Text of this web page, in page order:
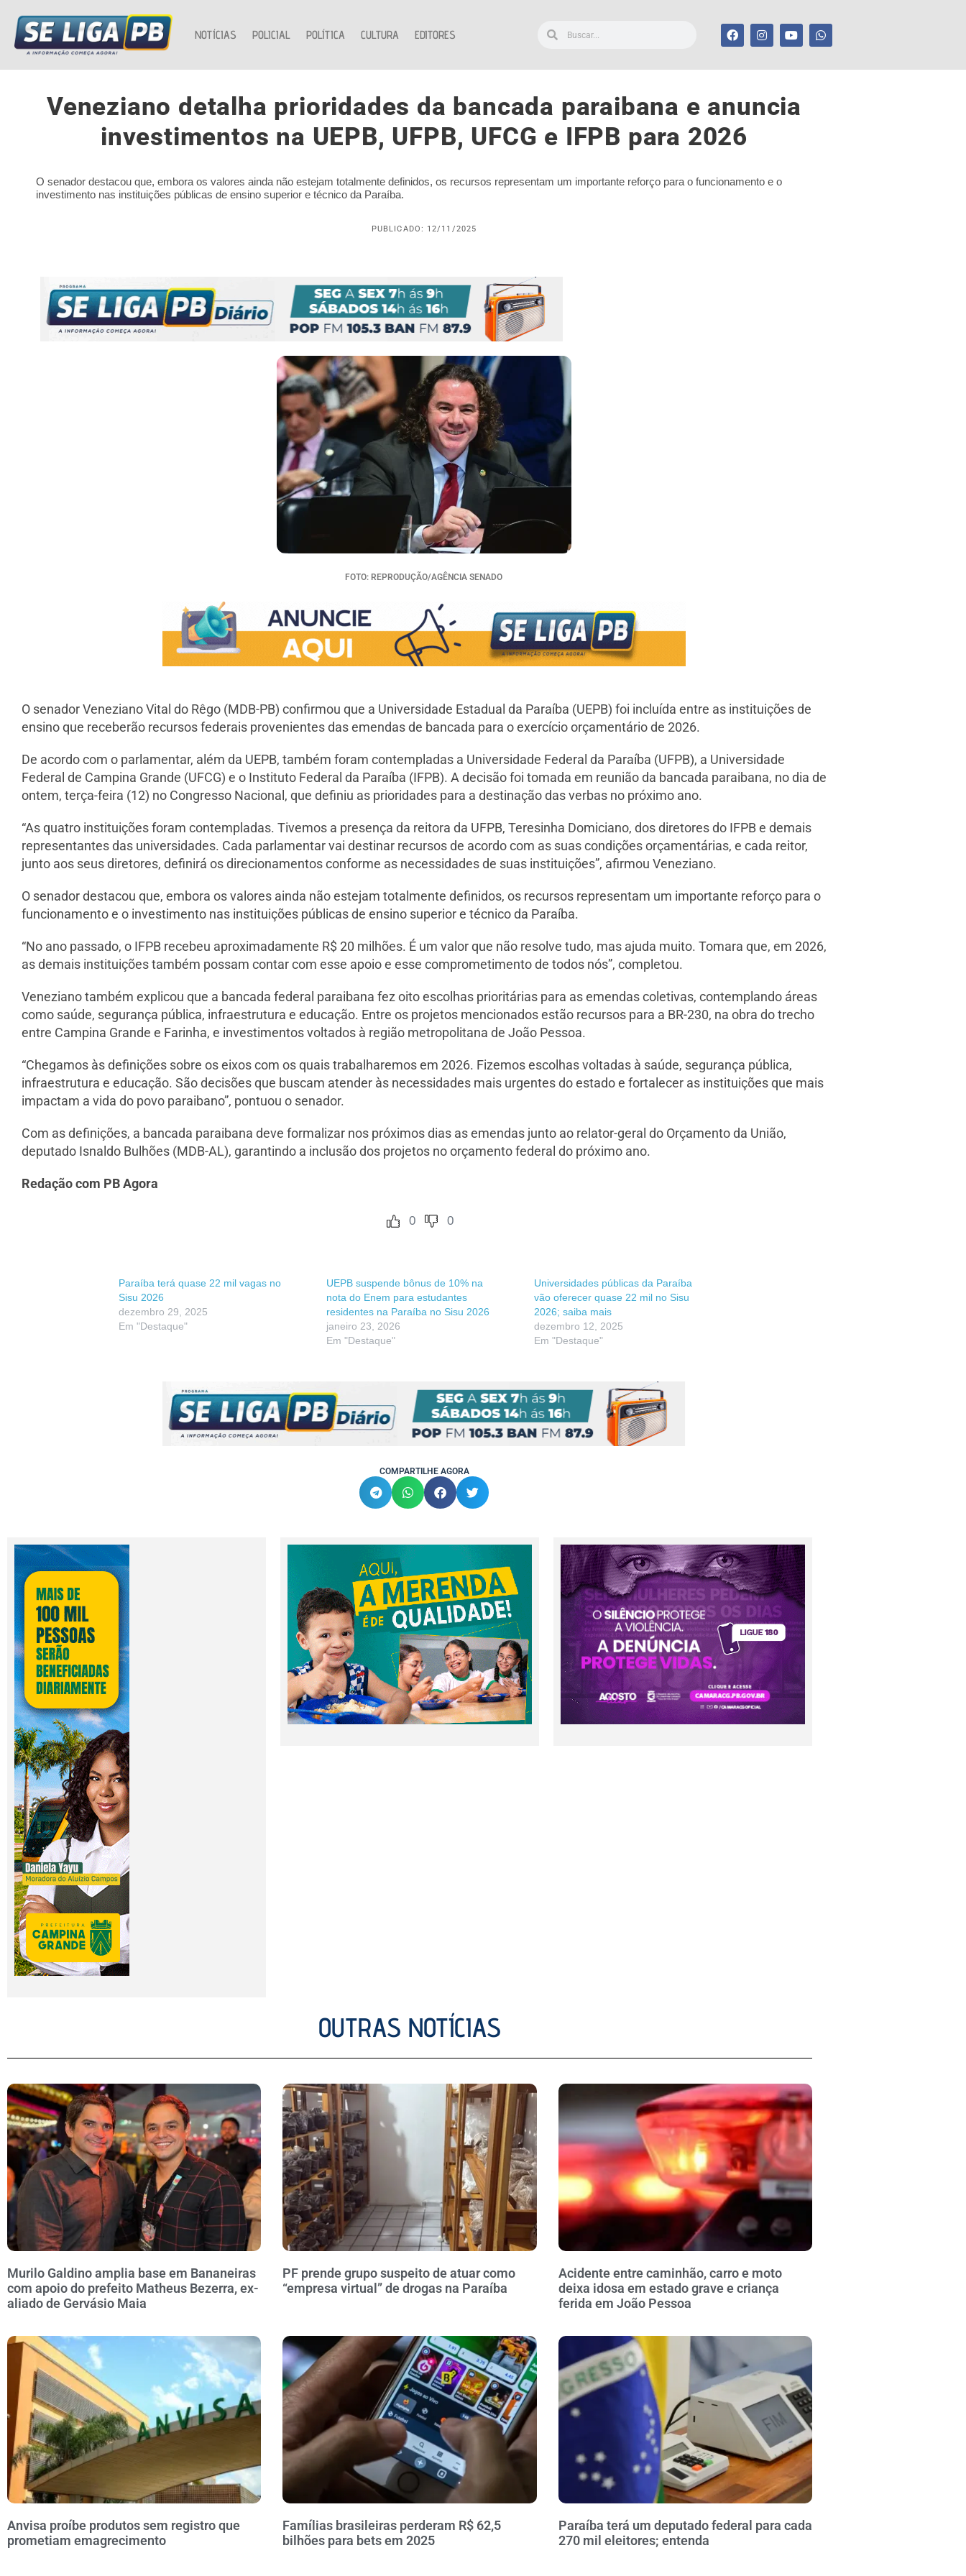
NOTÍCIAS POLICIAL POLÍTICA CULTURA EDITORES
Veneziano detalha prioridades da bancada paraibana e anuncia
investimentos na UEPB, UFPB, UFCG e IFPB para 2026
O senador destacou que, embora os valores ainda não estejam totalmente definidos, os recursos representam um importante reforço para o funcionamento e o
investimento nas instituições públicas de ensino superior e técnico da Paraíba.
PUBLICADO: 12/11/2025
FOTO: REPRODUÇÃO/AGÊNCIA SENADO
O senador Veneziano Vital do Rêgo (MDB-PB) confirmou que a Universidade Estadual da Paraíba (UEPB) foi incluída entre as instituições de
ensino que receberão recursos federais provenientes das emendas de bancada para o exercício orçamentário de 2026.
De acordo com o parlamentar, além da UEPB, também foram contempladas a Universidade Federal da Paraíba (UFPB), a Universidade
Federal de Campina Grande (UFCG) e o Instituto Federal da Paraíba (IFPB). A decisão foi tomada em reunião da bancada paraibana, no dia de
ontem, terça-feira (12) no Congresso Nacional, que definiu as prioridades para a destinação das verbas no próximo ano.
“As quatro instituições foram contempladas. Tivemos a presença da reitora da UFPB, Teresinha Domiciano, dos diretores do IFPB e demais
representantes das universidades. Cada parlamentar vai destinar recursos de acordo com as suas condições orçamentárias, e cada reitor,
junto aos seus diretores, definirá os direcionamentos conforme as necessidades de suas instituições”, afirmou Veneziano.
O senador destacou que, embora os valores ainda não estejam totalmente definidos, os recursos representam um importante reforço para o
funcionamento e o investimento nas instituições públicas de ensino superior e técnico da Paraíba.
“No ano passado, o IFPB recebeu aproximadamente R$ 20 milhões. É um valor que não resolve tudo, mas ajuda muito. Tomara que, em 2026,
as demais instituições também possam contar com esse apoio e esse comprometimento de todos nós”, completou.
Veneziano também explicou que a bancada federal paraibana fez oito escolhas prioritárias para as emendas coletivas, contemplando áreas
como saúde, segurança pública, infraestrutura e educação. Entre os projetos mencionados estão recursos para a BR-230, na obra do trecho
entre Campina Grande e Farinha, e investimentos voltados à região metropolitana de João Pessoa.
“Chegamos às definições sobre os eixos com os quais trabalharemos em 2026. Fizemos escolhas voltadas à saúde, segurança pública,
infraestrutura e educação. São decisões que buscam atender às necessidades mais urgentes do estado e fortalecer as instituições que mais
impactam a vida do povo paraibano”, pontuou o senador.
Com as definições, a bancada paraibana deve formalizar nos próximos dias as emendas junto ao relator-geral do Orçamento da União,
deputado Isnaldo Bulhões (MDB-AL), garantindo a inclusão dos projetos no orçamento federal do próximo ano.
Redação com PB Agora
0 0
Paraíba terá quase 22 mil vagas no
Sisu 2026
dezembro 29, 2025
Em "Destaque"
UEPB suspende bônus de 10% na
nota do Enem para estudantes
residentes na Paraíba no Sisu 2026
janeiro 23, 2026
Em "Destaque"
Universidades públicas da Paraíba
vão oferecer quase 22 mil no Sisu
2026; saiba mais
dezembro 12, 2025
Em "Destaque"
COMPARTILHE AGORA
OUTRAS NOTÍCIAS
Murilo Galdino amplia base em Bananeiras
com apoio do prefeito Matheus Bezerra, ex-
aliado de Gervásio Maia
PF prende grupo suspeito de atuar como
“empresa virtual” de drogas na Paraíba
Acidente entre caminhão, carro e moto
deixa idosa em estado grave e criança
ferida em João Pessoa
Anvisa proíbe produtos sem registro que
prometiam emagrecimento
Famílias brasileiras perderam R$ 62,5
bilhões para bets em 2025
Paraíba terá um deputado federal para cada
270 mil eleitores; entenda